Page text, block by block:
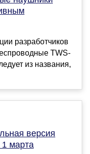
разработчиков
TWS-
из названия,
версия
марта